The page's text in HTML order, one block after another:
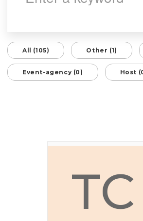
All (105) Other (1)
Event-agency (0) Host
TC